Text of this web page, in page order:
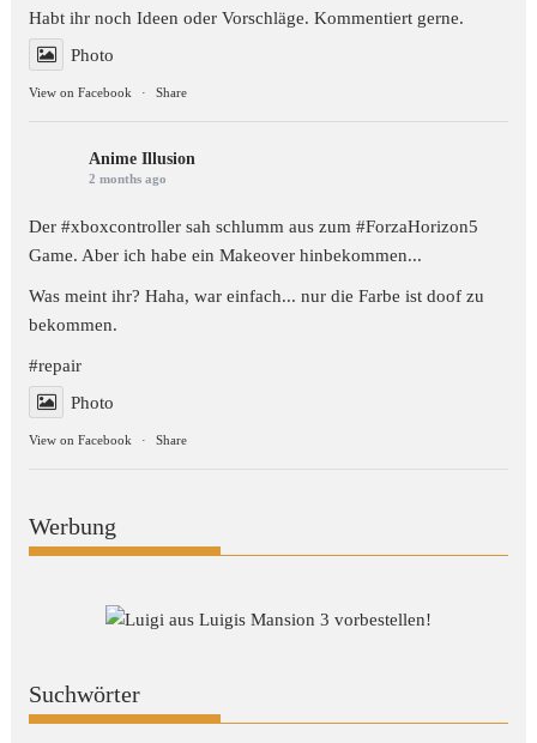
Habt ihr noch Ideen oder Vorschläge. Kommentiert gerne.
Photo
View on Facebook · Share
Anime Illusion
2 months ago
Der #xboxcontroller sah schlumm aus zum#ForzaHorizon5
Game. Aber ich habe ein Makeover hinbekommen...
Was meint ihr? Haha, war einfach... nur die Farbe ist doof zu
bekommen.
#repair
Photo
View on Facebook · Share
Werbung
Suchwörter